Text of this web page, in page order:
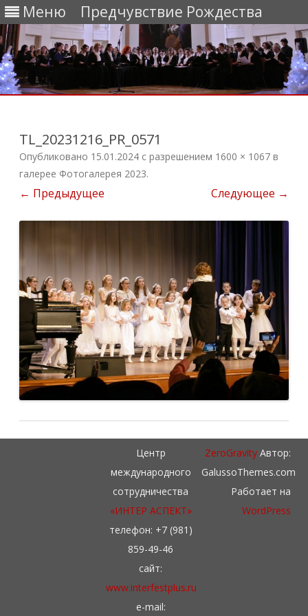
Меню Предчувствие Рождества
TL_20231216_PR_0571
Опубликовано 15.01.2024 с разрешением 1600 × 1067 в
галерее Фотогалерея 2023.
← Предыдущее Следующее →
Центр
международного
сотрудничества
«ИНТЕР АСПЕКТ»
телефон: +7 (981)
859-49-46
сайт:
www.interfestplus.ru
e-mail:
ZeroGravityАвтор:
GalussoThemes.com
Работает на
WordPress